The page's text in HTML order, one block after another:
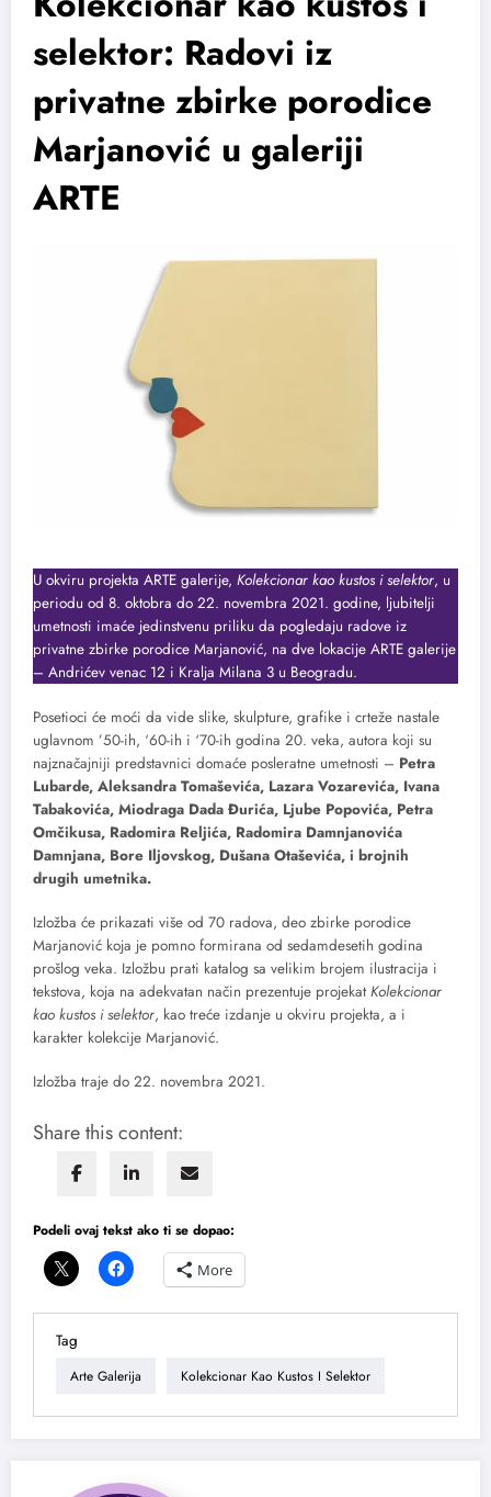
selektor: Radovi iz
privatne zbirke porodice
Marjanović u galeriji
ARTE
U okviru projekta ARTE galerije, Kolekcionar kao kustos i selektor, u
periodu od 8. oktobra do 22. novembra 2021. godine, ljubitelji
umetnosti imaće jedinstvenu priliku da pogledaju radove iz
privatne zbirke porodice Marjanović, na dve lokacije ARTE galerije
– Andrićev venac 12 i Kralja Milana 3 u Beogradu.
Posetioci će moći da vide slike, skulpture, grafike i crteže nastale
uglavnom ’50-ih, ‘60-ih i ‘70-ih godina 20. veka, autora koji su
najznačajniji predstavnici domaće posleratne umetnosti – Petra
Lubarde, Aleksandra Tomaševića, Lazara Vozarevića, Ivana
Tabakovića, Miodraga Dada Đurića, Ljube Popovića, Petra
Omčikusa, Radomira Reljića, Radomira Damnjanovića
Damnjana, Bore Iljovskog, Dušana Otaševića, i brojnih
drugih umetnika.
Izložba će prikazati više od 70 radova, deo zbirke porodice
Marjanović koja je pomno formirana od sedamdesetih godina
prošlog veka. Izložbu prati katalog sa velikim brojem ilustracija i
tekstova, koja na adekvatan način prezentuje projekatKolekcionar
kao kustos i selektor, kao treće izdanje u okviru projekta, a i
karakter kolekcije Marjanović.
Izložba traje do 22. novembra 2021.
Share this content:
Podeli ovaj tekst ako ti se dopao:
More
Tag
Arte Galerija Kolekcionar Kao Kustos I Selektor